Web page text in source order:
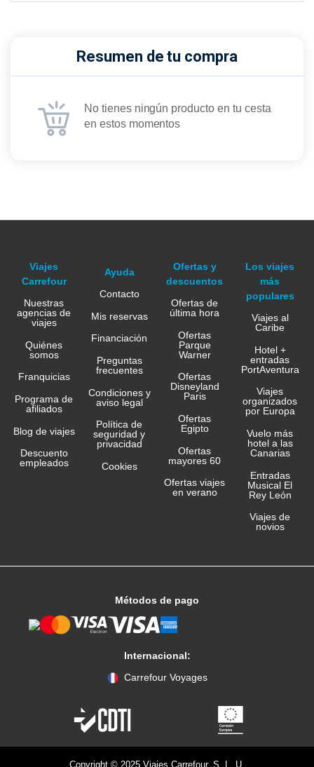
Resumen de tu compra
No tienes ningún producto en tu cesta
en estos momentos
Viajes
Carrefour
Nuestras
agencias de
viajes
Quiénes
somos
Franquicias
Programa de
afiliados
Blog de viajes
Descuento
empleados
Ayuda
Contacto
Mis reservas
Financiación
Preguntas
frecuentes
Condiciones y
aviso legal
Política de
seguridad y
privacidad
Cookies
Ofertas y
descuentos
Ofertas de
última hora
Ofertas
Parque
Warner
Ofertas
Disneyland
Paris
Ofertas
Egipto
Ofertas
mayores 60
Ofertas viajes
en verano
Los viajes
más
populares
Viajes al
Caribe
Hotel +
entradas
PortAventura
Viajes
organizados
por Europa
Vuelo más
hotel a las
Canarias
Entradas
Musical El
Rey León
Viajes de
novios
Métodos de pago
Internacional:
Carrefour Voyages
Copyright © 2025 Viajes Carrefour, S. L. U.